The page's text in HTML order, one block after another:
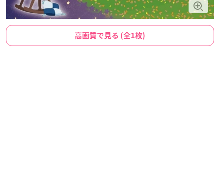
高画質で見る (全1枚)